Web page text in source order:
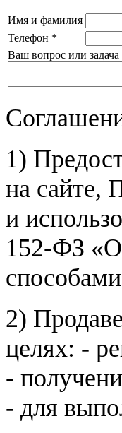
Имя и фамилия
Телефон *
Ваш вопрос или задача
1)
на сайте,
и
152-ФЗ «О
2)
целях: -
-
- для